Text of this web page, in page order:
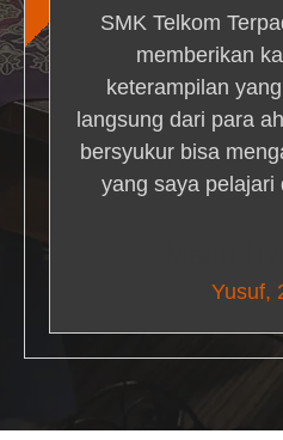
SMK Telkom
memberikan
keterampilan
langsung dari para
bersyukur bisa
yang saya pelajari
Yusuf,